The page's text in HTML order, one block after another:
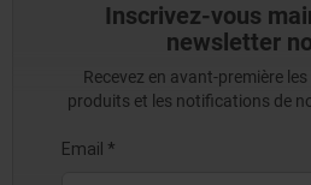
Inscrivez-vous
newsletter
Recevez en avant-première
produits et les notifications de